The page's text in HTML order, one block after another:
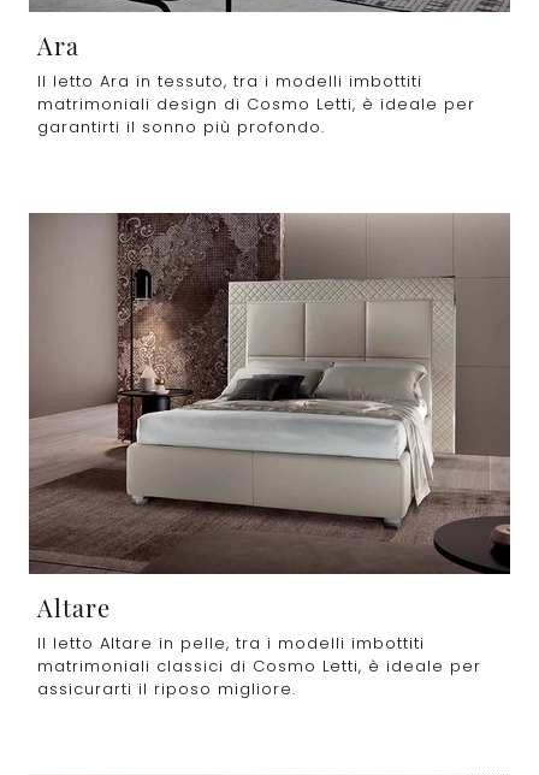
Ara
Il letto Ara in tessuto, tra i modelli imbottiti
matrimoniali design di Cosmo Letti, è ideale per
garantirti il sonno più profondo.
Altare
Il letto Altare in pelle, tra i modelli imbottiti
matrimoniali classici di Cosmo Letti, è ideale per
assicurarti il riposo migliore.